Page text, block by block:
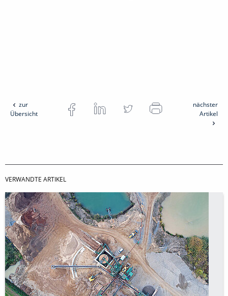
zur
Übersicht
nächster
Artikel
VERWANDTE ARTIKEL